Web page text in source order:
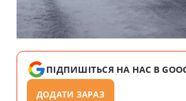
ПІДПИШІТЬСЯ НА НАС В
ДОДАТИ ЗАРАЗ